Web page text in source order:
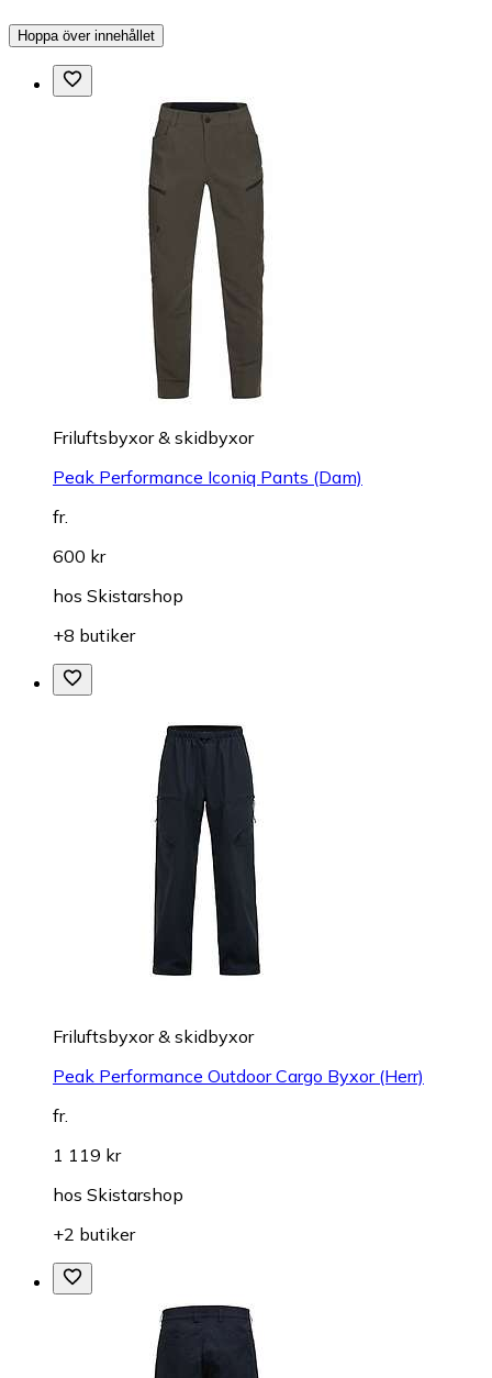
Hoppa över innehållet
Friluftsbyxor & skidbyxor
Peak Performance Iconiq Pants (Dam)
fr.
600 kr
hos Skistarshop
+8 butiker
Friluftsbyxor & skidbyxor
Peak Performance Outdoor Cargo Byxor (Herr)
fr.
1 119 kr
hos Skistarshop
+2 butiker